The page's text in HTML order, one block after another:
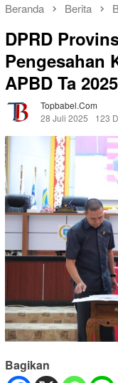
Beranda Berita
DPRD
Pengesahan
APBD Ta 2025
Topbabel.com
28 Juli 2025
123
Bagikan